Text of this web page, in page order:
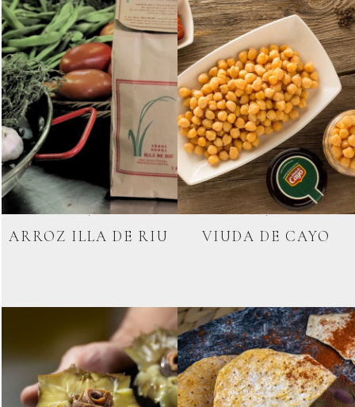
ARROZ ILLA DE RIU VIUDA DE CAYO